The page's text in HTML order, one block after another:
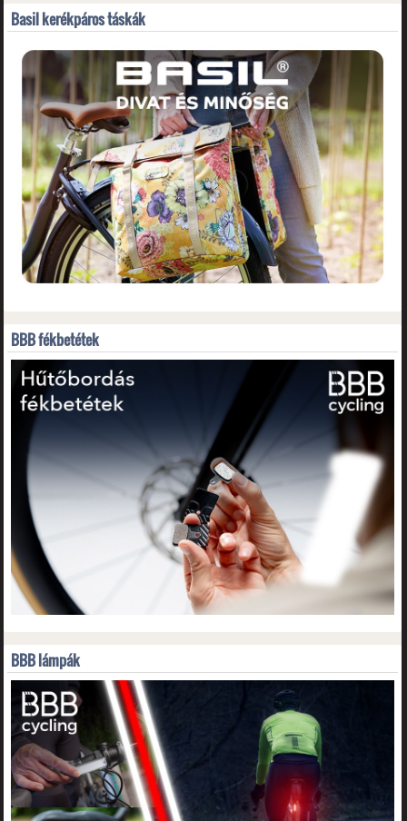
Basil kerékpáros táskák
BBB fékbetétek
BBB lámpák